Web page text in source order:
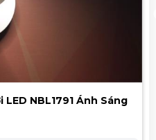
NBL1791 Ánh Sáng